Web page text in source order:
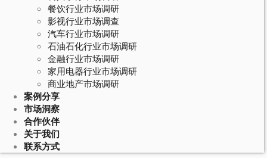
餐饮行业市场调研
影视行业市场调查
汽车行业市场调研
石油石化行业市场调研
金融行业市场调研
家用电器行业市场调研
商业地产市场调研
案例分享
市场洞察
合作伙伴
关于我们
联系方式
April 6, 2020
影响选择管理咨询项目的主要因素是
近几年，涌现出了越来越多的以互联网为纽
带的服务性行业，例如管理咨询行业等等，而现